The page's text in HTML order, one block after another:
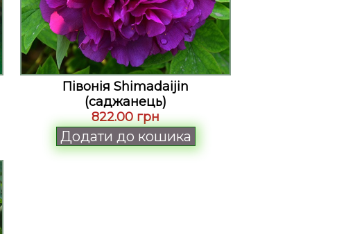
Півонія Shimadaijin
(саджанець)
822.00 грн
Додати до кошика